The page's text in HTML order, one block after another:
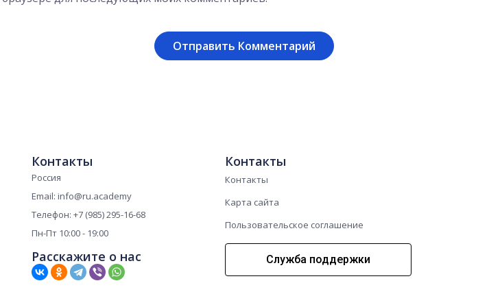
Контакты
Россия
Email: info@ru.academy
Телефон: +7 (985) 295-16-68
Пн-Пт 10:00 - 19:00
Расскажите о нас
Контакты
Контакты
Карта сайта
Пользовательское соглашение
Служба поддержки